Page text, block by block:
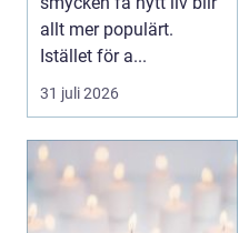
allt mer populärt.
Istället för a...
31 juli 2026